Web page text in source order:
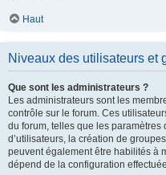
Haut
Niveaux des utilisateurs et
Que sont les administrateurs ?
Les administrateurs sont les
contrôle sur le forum. Ces
du forum, telles que les
d’utilisateurs, la création de
peuvent également être habilités à
dépend de la configuration